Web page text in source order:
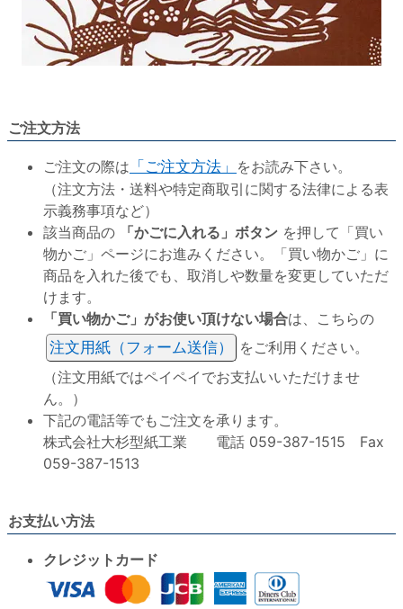
ご注文方法
ご注文の際は 「ご注文方法」 をお読み下さい。
（注文方法・送料や特定商取引に関する法律による表
示義務事項など）
該当商品の
「かごに入れる」ボタン を押して「買い
物かご」ページにお進みください。「買い物かご」に
商品を入れた後でも、取消しや数量を変更していただ
けます。
「買い物かご」がお使い頂けない場合は、こちらの
注文用紙（フォーム送信）
をご利用ください。
（注文用紙ではペイペイでお支払いいただけませ
ん。）
下記の電話等でもご注文を承ります。
株式会社大杉型紙工業 電話 059-387-1515 Fax
059-387-1513
お支払い方法
クレジットカード